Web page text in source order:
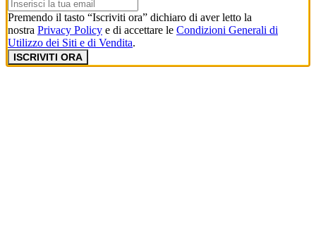
Premendo il tasto “Iscriviti ora” dichiaro di aver letto la
nostra Privacy Policy e di accettare le Condizioni Generali di
Utilizzo dei Siti e di Vendita.
ISCRIVITI ORA